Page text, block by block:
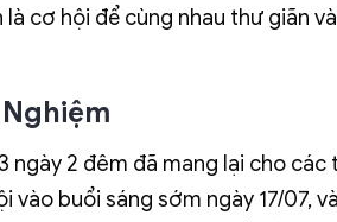
cơ hội để cùng nhau thư giãn
ngày 2 đêm đã mang lại cho
vào buổi sáng sớm ngày 17/07,